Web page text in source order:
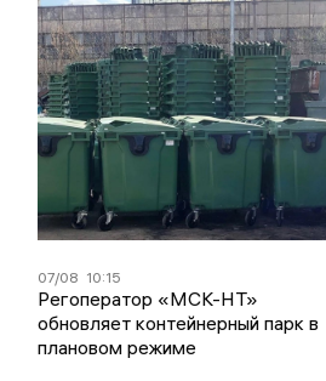
07/08 10:15
Регоператор «МСК-НТ»
обновляет контейнерный парк в
плановом режиме